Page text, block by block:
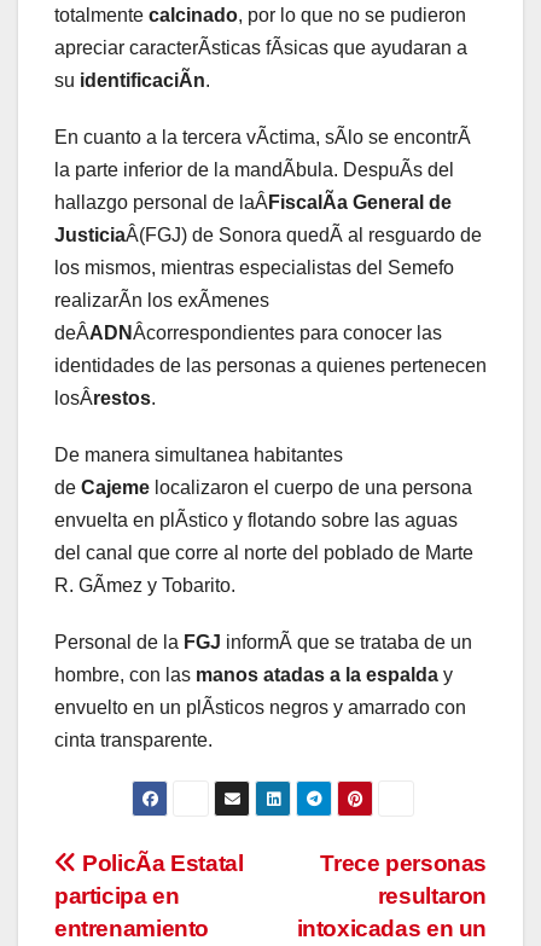
totalmente calcinado, por lo que no se pudieron
apreciar caracterÃsticas fÃsicas que ayudaran a
su identificaciÃn.
En cuanto a la tercera vÃctima, sÃlo se encontrÃ
la parte inferior de la mandÃbula. DespuÃs del
hallazgo personal de laÂ FiscalÃa General de
JusticiaÂ(FGJ) de Sonora quedÃ al resguardo de
los mismos, mientras especialistas del Semefo
realizarÃn los exÃmenes
deÂADNÂcorrespondientes para conocer las
identidades de las personas a quienes pertenecen
losÂrestos.
De manera simultanea habitantes
de Cajeme localizaron el cuerpo de una persona
envuelta en plÃstico y flotando sobre las aguas
del canal que corre al norte del poblado de Marte
R. GÃmez y Tobarito.
Personal de la FGJ informÃ que se trataba de un
hombre, con las manos atadas a la espalda y
envuelto en un plÃsticos negros y amarrado con
cinta transparente.
Navegación
de
Trece personas
resultaron
intoxicadas en un
PolicÃa Estatal
participa en
entrenamiento